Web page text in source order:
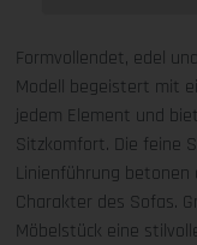
Formvollendet, edel
Modell begeistert mit
jedem Element und
Sitzkomfort. Die feine
Linienführung betonen
Charakter des Sofas.
Möbelstück eine